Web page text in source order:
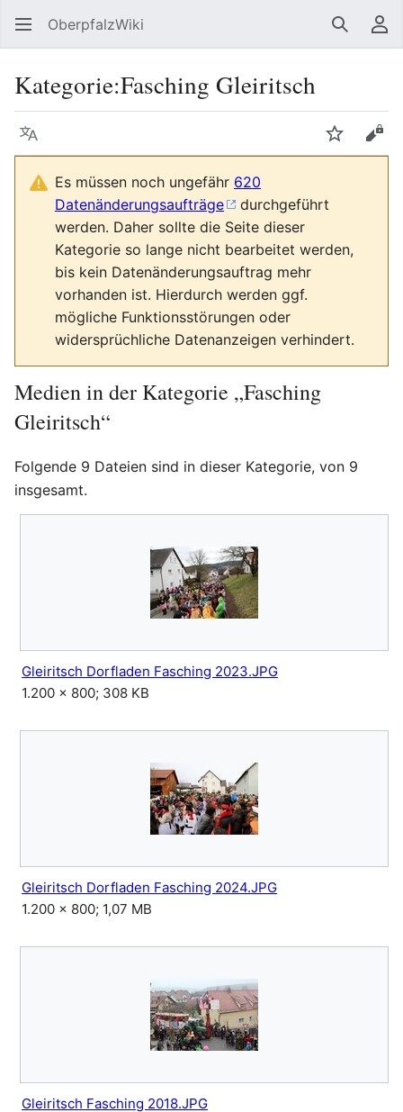
OberpfalzWiki Suchen
Kategorie:Fasching Gleiritsch
Sprache
Es müssen noch ungefähr 620
Datenänderungsaufträge
durchgeführt
werden. Daher sollte die Seite dieser
Kategorie so lange nicht bearbeitet werden,
bis kein Datenänderungsauftrag mehr
vorhanden ist. Hierdurch werden ggf.
mögliche Funktionsstörungen oder
widersprüchliche Datenanzeigen verhindert.
Medien in der Kategorie „Fasching
Gleiritsch“
Folgende 9 Dateien sind in dieser Kategorie, von 9
insgesamt.
Gleiritsch Dorfladen Fasching 2023.JPG
1.200 × 800; 308 KB
Gleiritsch Dorfladen Fasching 2024.JPG
1.200 × 800; 1,07 MB
Gleiritsch Fasching 2018.JPG